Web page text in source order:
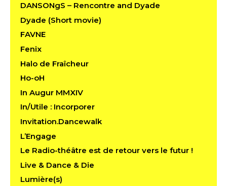
DANSONgS – Rencontre and Dyade
Dyade (Short movie)
FAVNE
Fenix
Halo de Fraîcheur
Ho-oH
In Augur MMXIV
In/Utile : Incorporer
Invitation.Dancewalk
L’Engage
Le Radio-théâtre est de retour vers le futur !
Live & Dance & Die
Lumière(s)